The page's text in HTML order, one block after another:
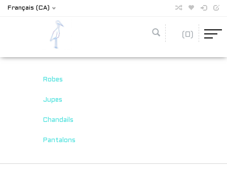
Français (CA)
(0)
Robes
Jupes
Chandails
Pantalons